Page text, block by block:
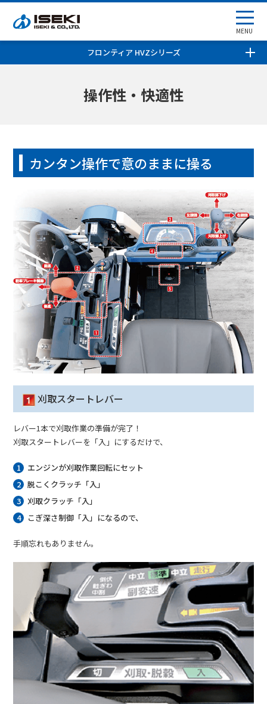
MENU
フロンティア HVZシリーズ
操作性・快適性
カンタン操作で意のままに操る
刈取スタートレバー
レバー1本で刈取作業の準備が完了！
刈取スタートレバーを「入」にするだけで、
エンジンが刈取作業回転にセット
脱こくクラッチ「入」
刈取クラッチ「入」
こぎ深さ制御「入」になるので、
手順忘れもありません。